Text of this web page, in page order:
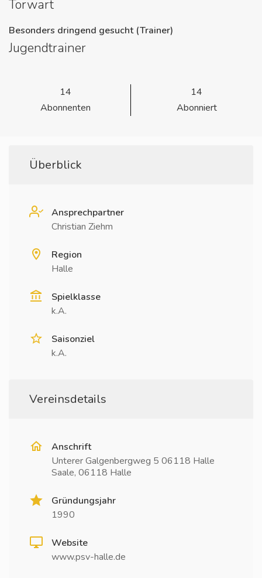
Torwart
Besonders dringend gesucht (Trainer)
Jugendtrainer
14
Abonnenten
14
Abonniert
Überblick
Ansprechpartner
Christian Ziehm
Region
Halle
Spielklasse
k.A.
Saisonziel
k.A.
Vereinsdetails
Anschrift
Unterer Galgenbergweg 5 06118 Halle
Saale, 06118 Halle
Gründungsjahr
1990
Website
www.psv-halle.de